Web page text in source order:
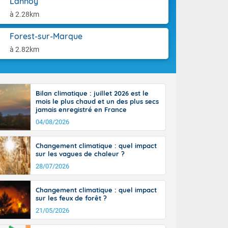
à 2.28km
Forest-sur-Marque
à 2.82km
l'après-
14
il fait
30 à 35
Bilan climatique : juillet 2026 est le
mois le plus chaud et un des plus secs
jamais enregistré en France
04/08/2026
Changement climatique : quel impact
sur les vagues de chaleur ?
28/07/2026
Changement climatique : quel impact
sur les feux de forêt ?
21/05/2026